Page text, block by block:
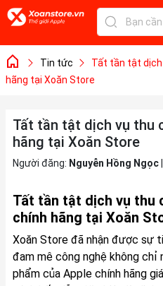
Tin tức
Tất tần tật dịch
hãng tại Xoăn Store
Tất tần tật dịch vụ thu
hãng tại Xoăn Store
Người đăng: Nguyễn Hồng Ngọc|
Tất tần tật dịch vụ thu
chính hãng tại Xoăn
Xoăn Store đã nhận được sự
đam mê công nghệ không chỉ
phẩm của Apple chính hãng